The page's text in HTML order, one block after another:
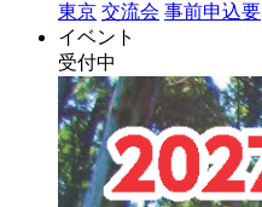
東京 交流会 事前申込要
イベント
受付中